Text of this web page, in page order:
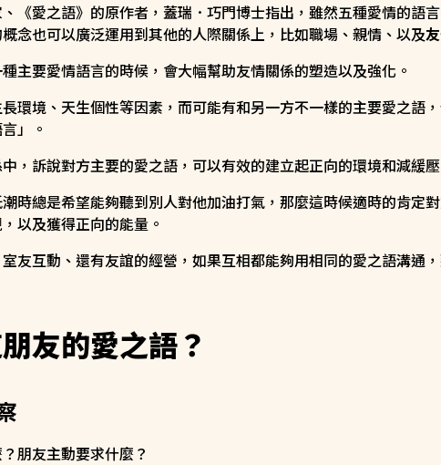
《愛之語》的原作者，蓋瑞．巧門博士指出，雖然五種愛情的語
念也可以廣泛運用到其他的人際關係上，比如職場、親情、以及
主要愛情語言的時候，會大幅幫助友情關係的塑造以及強化。
環境、天生個性等因素，而可能有和另一方不一樣的主要愛之語
」。
，訴說對方主要的愛之語，可以有效的建立起正向的環境和減緩壓
時總是希望能夠聽到別人對他加油打氣，那麼這時候適時的肯定
以及獲得正向的能量。
友互動、還有友誼的經營，如果互相都能夠用相同的愛之語溝通
友的愛之語？
朋友主動要求什麼？